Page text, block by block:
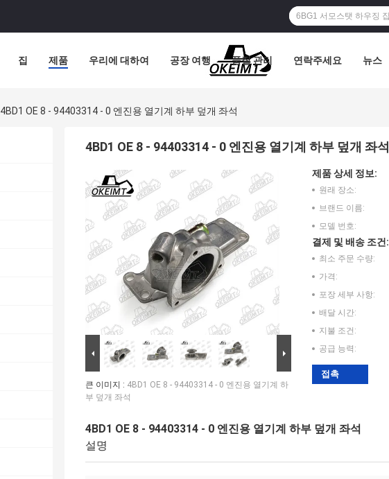
집 제품 우리에 대하여 공장 여행 품질 관리 연락주세요 뉴스
4BD1 OE 8 - 94403314 - 0 엔진용 열기계 하부 덮개 좌석
4BD1 OE 8 - 94403314 - 0 엔진용 열기계 하부 덮개 좌석
큰 이미지 : 4BD1 OE 8 - 94403314 - 0 엔진용 열기계 하
부 덮개 좌석
제품 상세 정보:
원래 장소:
브랜드 이름:
모델 번호:
결제 및 배송 조건:
최소 주문 수량:
가격:
포장 세부 사항:
배달 시간:
지불 조건:
공급 능력:
접촉
4BD1 OE 8 - 94403314 - 0 엔진용 열기계 하부 덮개 좌석
설명